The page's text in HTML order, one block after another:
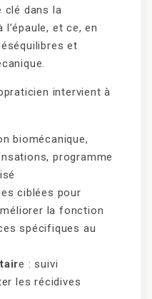
clé dans la
et ce, en
et
intervient à
biomécanique,
programme
ciblées pour
la fonction
spécifiques au
e : suivi
les récidives